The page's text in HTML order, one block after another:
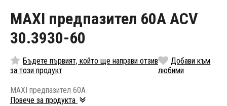
MAXI предпазител 60A ACV
30.3930-60
Бъдете първият, който ще направи отзив
за този продукт
Добави към
любими
MAXI предпазител 60A
Повече за продукта